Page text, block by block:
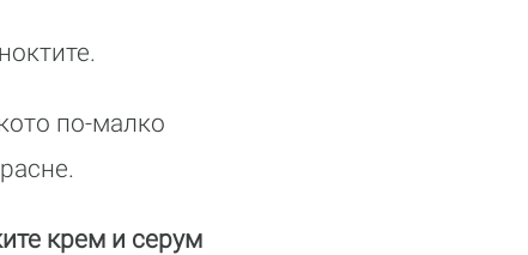
по-малко
крем и серум